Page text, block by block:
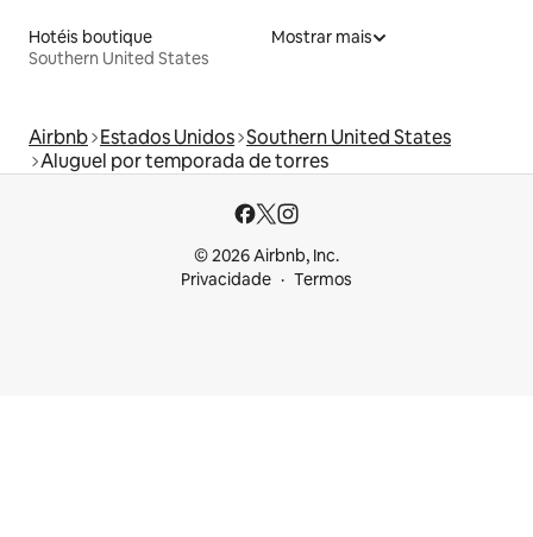
Hotéis boutique
Southern United States
Mostrar mais
Airbnb Estados Unidos Southern United States
Aluguel por temporada de torres
© 2026 Airbnb, Inc.
Privacidade
Termos